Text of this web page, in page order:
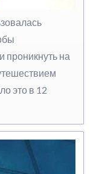
проникнуть на
это в 12